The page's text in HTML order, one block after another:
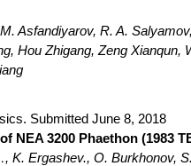
Asfandiyarov, R. A.
Hou Zhigang, Zeng Xianqun,
Submitted June 8, 2018
NEA 3200 Phaethon (1983
Ergashev., O. Burkhonov,